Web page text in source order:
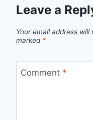
Leave a
Your email address will
marked *
Comment *